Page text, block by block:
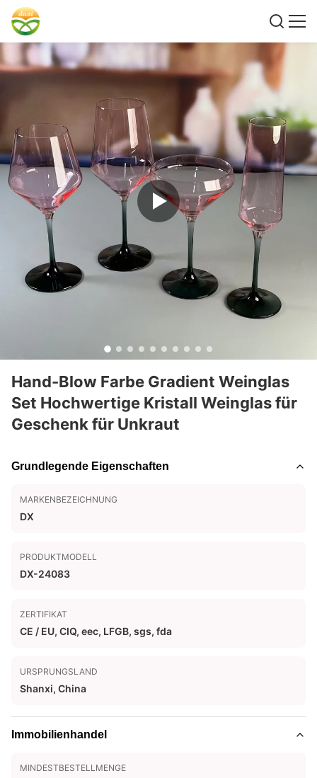
Hand-Blow Farbe Gradient Weinglas
Set Hochwertige Kristall Weinglas für
Geschenk für Unkraut
Grundlegende Eigenschaften
MARKENBEZEICHNUNG
DX
PRODUKTMODELL
DX-24083
ZERTIFIKAT
CE / EU, CIQ, eec, LFGB, sgs, fda
URSPRUNGSLAND
Shanxi, China
Immobilienhandel
MINDESTBESTELLMENGE